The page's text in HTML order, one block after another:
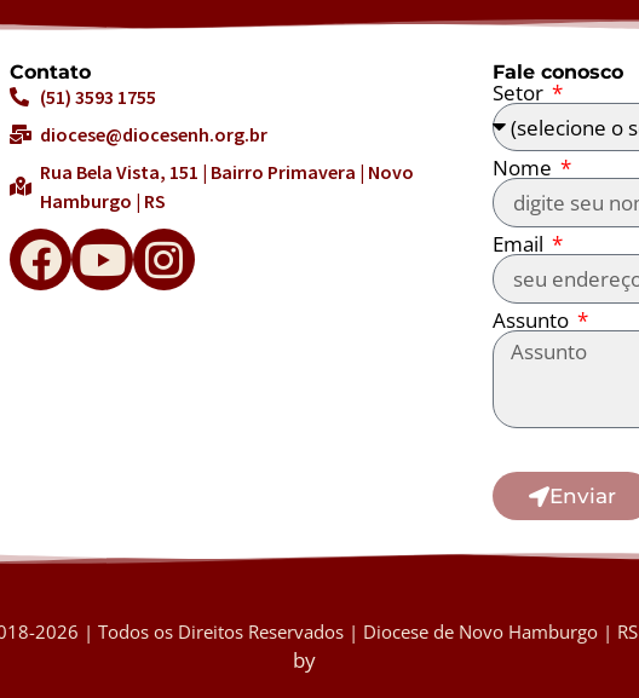
Contato
(51) 3593 1755
diocese@diocesenh.org.br
Rua Bela Vista, 151 | Bairro Primavera | Novo
Hamburgo | RS
Fale conosco
Setor
Nome
Email
Assunto
Enviar
2026 | Todos os Direitos Reservados | Diocese de Novo Hamburgo | RS
by